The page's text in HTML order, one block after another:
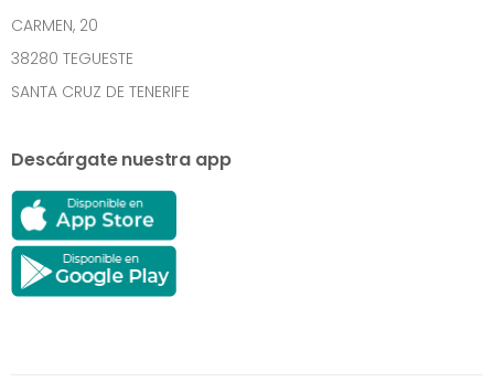
CARMEN, 20
38280 TEGUESTE
SANTA CRUZ DE TENERIFE
Descárgate nuestra app